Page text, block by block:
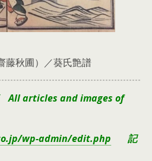
藤秋圃）／葵氏艶譜
All articles and images of
wp-admin/edit.php 記